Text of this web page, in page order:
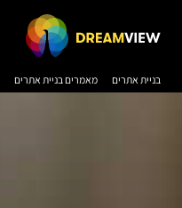
בניית אתרים מאמרים בניית אתרים